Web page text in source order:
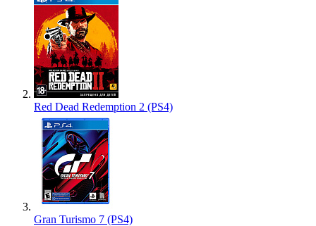
Red Dead Redemption 2 (PS4)
Gran Turismo 7 (PS4)